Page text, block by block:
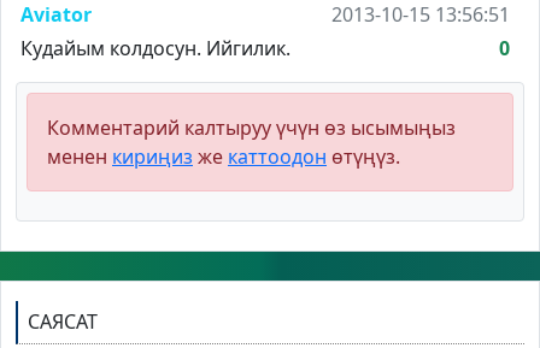
Aviator
2013-10-15 13:56:51
Кудайым колдосун. Ийгилик.
0
Комментарий калтыруу үчүн өз ысымыңыз
менен кириңиз же каттоодон өтүңүз.
САЯСАТ